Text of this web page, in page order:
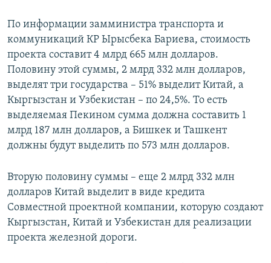
По информации замминистра транспорта и
коммуникаций КР Ырысбека Бариева, стоимость
проекта составит 4 млрд 665 млн долларов.
Половину этой суммы, 2 млрд 332 млн долларов,
выделят три государства – 51% выделит Китай, а
Кыргызстан и Узбекистан – по 24,5%. То есть
выделяемая Пекином сумма должна составить 1
млрд 187 млн долларов, а Бишкек и Ташкент
должны будут выделить по 573 млн долларов.
Вторую половину суммы – еще 2 млрд 332 млн
долларов Китай выделит в виде кредита
Совместной проектной компании, которую создают
Кыргызстан, Китай и Узбекистан для реализации
проекта железной дороги.